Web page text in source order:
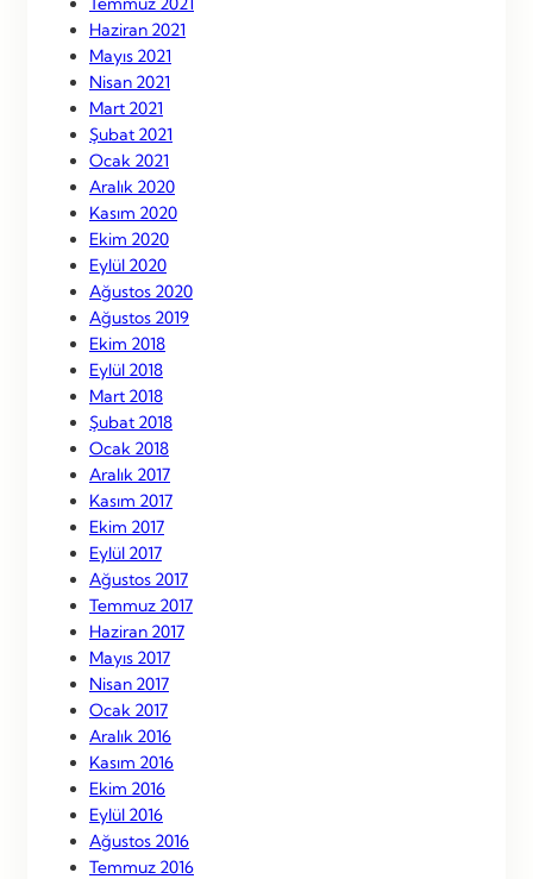
Haziran 2021
Mayıs 2021
Nisan 2021
Mart 2021
Şubat 2021
Ocak 2021
Aralık 2020
Kasım 2020
Ekim 2020
Eylül 2020
Ağustos 2020
Ağustos 2019
Ekim 2018
Eylül 2018
Mart 2018
Şubat 2018
Ocak 2018
Aralık 2017
Kasım 2017
Ekim 2017
Eylül 2017
Ağustos 2017
Temmuz 2017
Haziran 2017
Mayıs 2017
Nisan 2017
Ocak 2017
Aralık 2016
Kasım 2016
Ekim 2016
Eylül 2016
Ağustos 2016
Temmuz 2016